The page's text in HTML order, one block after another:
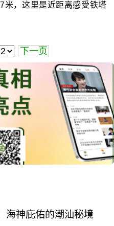
米，这里是近距离感受铁塔
下一页
海神庇佑的潮汕秘境